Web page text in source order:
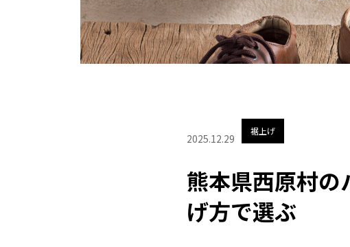
2025.12.29
裾上げ
熊本県西原村
げ方で選ぶ